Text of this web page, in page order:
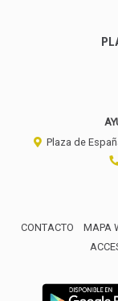
Plaza de
CONTACTO MAPA